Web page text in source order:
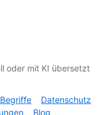
oder mit KI übersetzt
Begriffe
Datenschutz
Blog